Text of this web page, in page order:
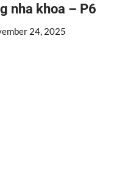
nha khoa – P6
24, 2025